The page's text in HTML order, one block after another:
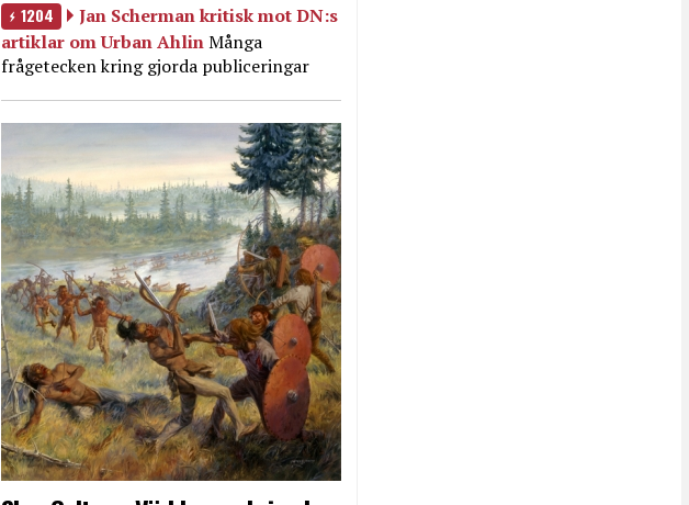
1204
Jan Scherman kritisk mot DN:s
artiklar om Urban AhlinMånga
frågetecken kring gjorda publiceringar